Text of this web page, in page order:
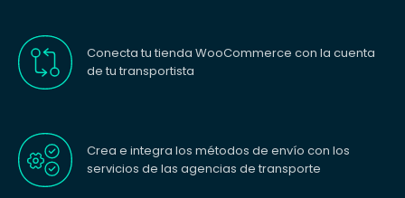
Conecta tu tienda WooCommerce con la cuenta
de tu transportista
Crea e integra los métodos de envío con los
servicios de las agencias de transporte